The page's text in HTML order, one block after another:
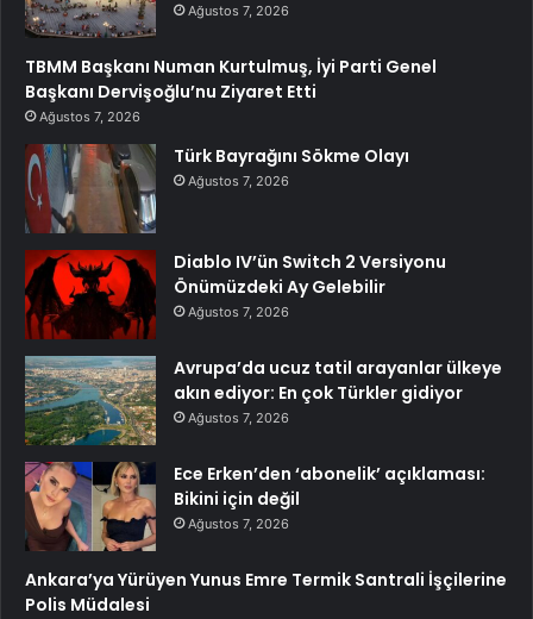
Ağustos 7, 2026
TBMM Başkanı Numan Kurtulmuş, İyi Parti Genel
Başkanı Dervişoğlu’nu Ziyaret Etti
Ağustos 7, 2026
Türk Bayrağını Sökme Olayı
Ağustos 7, 2026
Diablo IV’ün Switch 2 Versiyonu
Önümüzdeki Ay Gelebilir
Ağustos 7, 2026
Avrupa’da ucuz tatil arayanlar ülkeye
akın ediyor: En çok Türkler gidiyor
Ağustos 7, 2026
Ece Erken’den ‘abonelik’ açıklaması:
Bikini için değil
Ağustos 7, 2026
Ankara’ya Yürüyen Yunus Emre Termik Santrali İşçilerine
Polis Müdalesi